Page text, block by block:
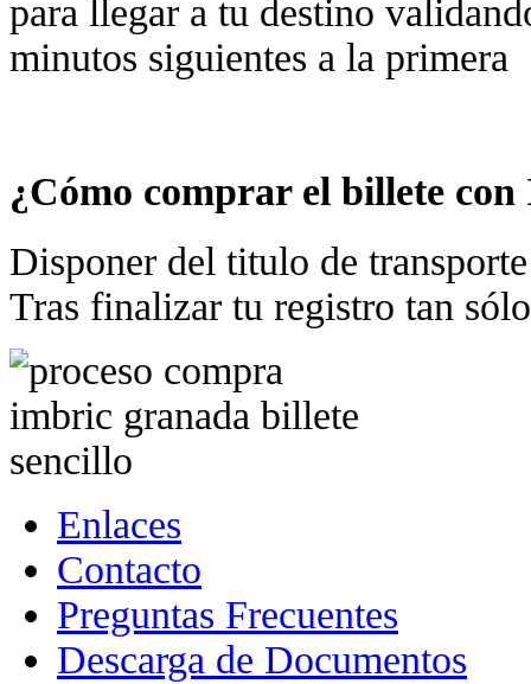
para llegar a tu destino
minutos siguientes a la primera
¿Cómo comprar el billete
Disponer del titulo de
Tras finalizar tu registro tan
Enlaces
Contacto
Preguntas Frecuentes
Descarga de Documentos